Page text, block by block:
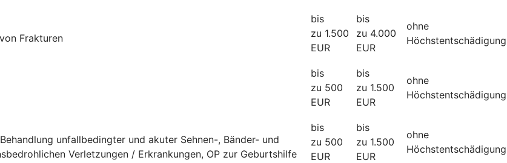
Frakturen
bis
zu 1.500
EUR
bis
zu 4.000
EUR
ohne
Höchstentschädigung
bis
zu 500
EUR
bis
zu 1.500
EUR
ohne
Höchstentschädigung
unfallbedingter und akuter Sehnen-, Bänder- und
Verletzungen / Erkrankungen, OP zur Geburtshilfe
bis
zu 500
EUR
bis
zu 1.500
EUR
ohne
Höchstentschädigung